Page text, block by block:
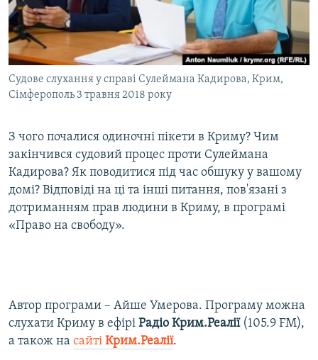
ВІДЕОУРОКИ «ELIFBE»
СВІДЧЕННЯ ОКУПАЦІЇ
УКРАЇНСЬКА ПРОБЛЕМА КРИМУ
ІНФОГРАФІКА
Русский
Qırımtatar
ДОЛУЧАЙСЯ!
Усі сайти RFE/RL
Судове слухання у справі Сулеймана Кадирова, Крим,
Сімферополь 3 травня 2018 року
З чого почалися одиночні пікети в Криму? Чим
закінчився судовий процес проти Сулеймана
Кадирова? Як поводитися під час обшуку у вашому
домі? Відповіді на ці та інші питання, пов'язані з
дотриманням прав людини в Криму, в програмі
«Право на свободу».
Автор програми – Айше Умерова. Програму можна
слухати Криму в ефірі Радіо Крим.Реалії(105.9 FM),
а також на сайті Крим.Реалії.